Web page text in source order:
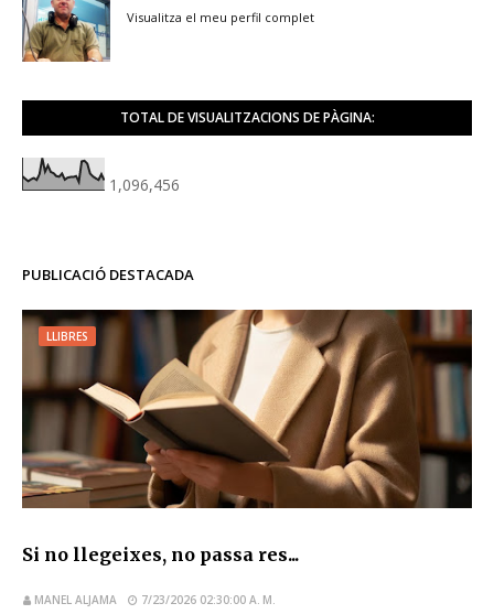
Visualitza el meu perfil complet
TOTAL DE VISUALITZACIONS DE PÀGINA:
1,096,456
PUBLICACIÓ DESTACADA
LLIBRES
Si no llegeixes, no passa res...
MANEL ALJAMA 7/23/2026 02:30:00 A. M.